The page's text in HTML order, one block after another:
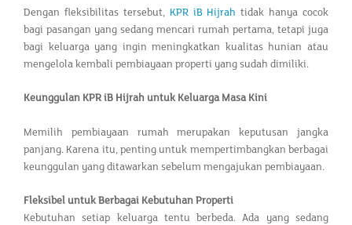
Dengan fleksibilitas tersebut, KPR iB Hijrah tidak hanya cocok
bagi pasangan yang sedang mencari rumah pertama, tetapi juga
bagi keluarga yang ingin meningkatkan kualitas hunian atau
mengelola kembali pembiayaan properti yang sudah dimiliki.
Keunggulan KPR iB Hijrah untuk Keluarga Masa Kini
Memilih pembiayaan rumah merupakan keputusan jangka
panjang. Karena itu, penting untuk mempertimbangkan berbagai
keunggulan yang ditawarkan sebelum mengajukan pembiayaan.
Fleksibel untuk Berbagai Kebutuhan Properti
Kebutuhan setiap keluarga tentu berbeda. Ada yang sedang